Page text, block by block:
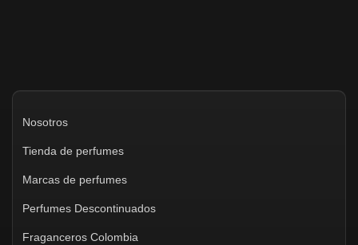
Nosotros
Tienda de perfumes
Marcas de perfumes
Perfumes Descontinuados
Fraganceros Colombia